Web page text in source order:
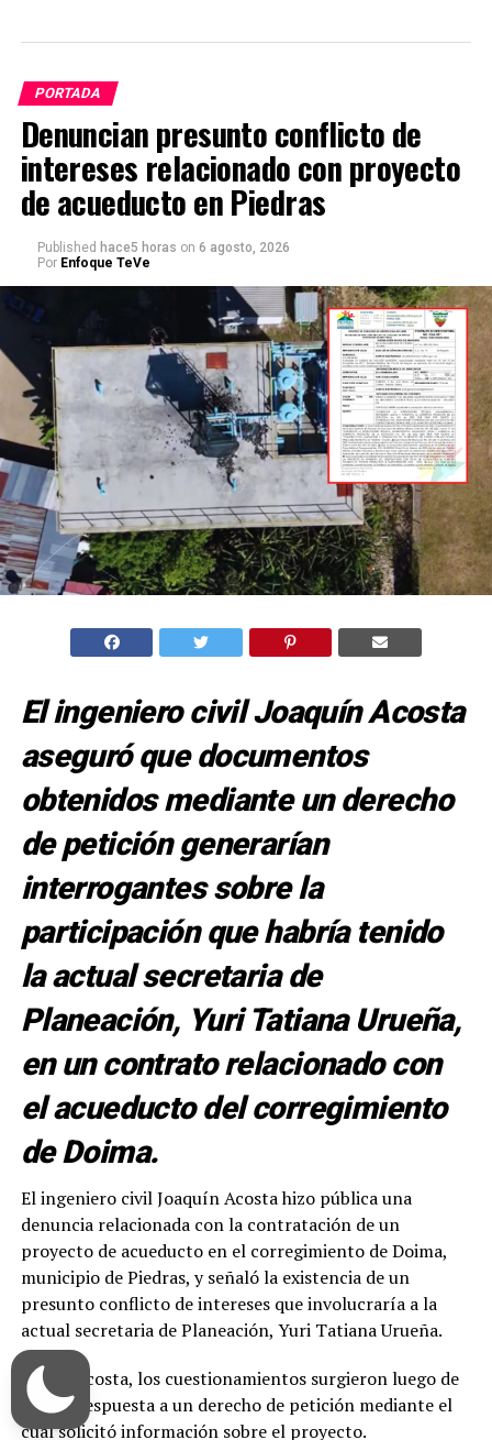
PORTADA
Denuncian presunto conflicto de
intereses relacionado con proyecto
de acueducto en Piedras
Published hace5 horas on 6 agosto, 2026
Por Enfoque TeVe
El ingeniero civil Joaquín Acosta
aseguró que documentos
obtenidos mediante un derecho
de petición generarían
interrogantes sobre la
participación que habría tenido
la actual secretaria de
Planeación, Yuri Tatiana Urueña,
en un contrato relacionado con
el acueducto del corregimiento
de Doima.
El ingeniero civil Joaquín Acosta hizo pública una
denuncia relacionada con la contratación de un
proyecto de acueducto en el corregimiento de Doima,
municipio de Piedras, y señaló la existencia de un
presunto conflicto de intereses que involucraría a la
actual secretaria de Planeación, Yuri Tatiana Urueña.
Según Acosta, los cuestionamientos surgieron luego de
recibir respuesta a un derecho de petición mediante el
cual solicitó información sobre el proyecto.